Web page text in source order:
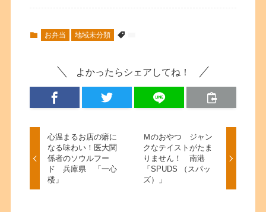
お弁当 地域未分類
よかったらシェアしてね！
心温まるお店の癖に
なる味わい！医大関
係者のソウルフー
ド 兵庫県 「一心
楼」
Ｍのおやつ ジャン
クなテイストがたま
りません！ 南港
「SPUDS （スパッ
ズ）」